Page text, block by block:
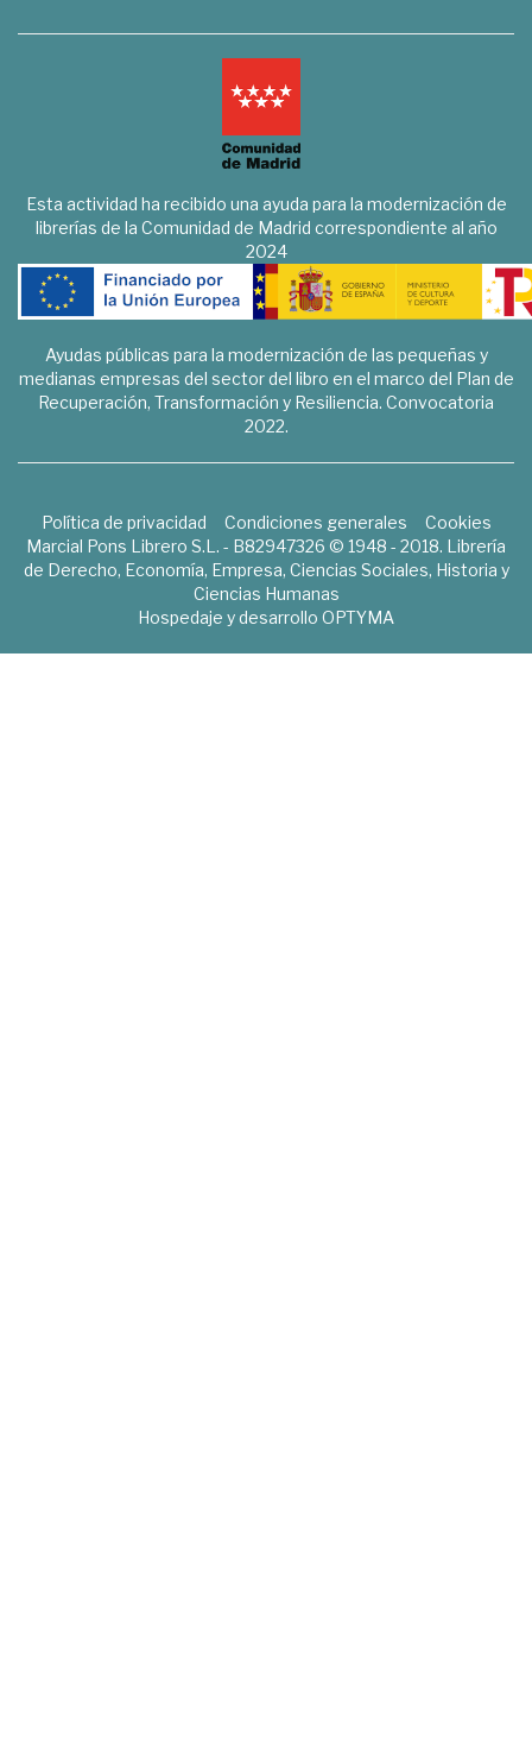
Esta actividad ha recibido una ayuda para la modernización de
librerías de la Comunidad de Madrid correspondiente al año
2024
Ayudas públicas para la modernización de las pequeñas y
medianas empresas del sector del libro en el marco del Plan de
Recuperación, Transformación y Resiliencia. Convocatoria
2022.
Política de privacidad Condiciones generales
Cookies
Marcial Pons Librero S.L. - B82947326 © 1948 - 2018. Librería
de Derecho, Economía, Empresa, Ciencias Sociales, Historia y
Ciencias Humanas
Hospedaje y desarrollo OPTYMA